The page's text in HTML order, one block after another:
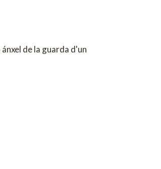
de la guarda d'un